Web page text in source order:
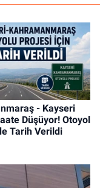
- Kayseri
Düşüyor! Otoyol
Tarih Verildi